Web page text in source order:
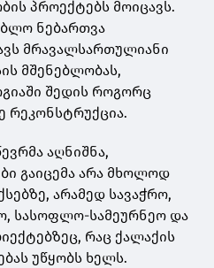
პროექტებს მოიცავს.
ნებართვა
მრავალსართულიანი
მშენებლობას,
შედის როგორც
რეკონსტრუქცია.
აღნიშნა,
გაიცემა არა მხოლოდ
არამედ სავაჭრო,
სასოფლო-სამეურნეო და
რაც ქალაქის
უწყობს ხელს.